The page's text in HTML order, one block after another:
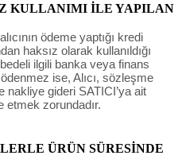
KULLANIMI İLE YAPILAN
ödeme yaptığı kredi
haksız olarak kullanıldığı
ilgili banka veya finans
ise, Alıcı, sözleşme
nakliye gideri SATICI’ya ait
etmek zorundadır.
ÜRÜN SÜRESİNDE